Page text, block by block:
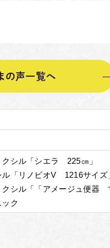
の声一覧へ
リクシル「シエラ 225
ル「リノビオV 1216サ
ル「「アメージュ便器
ク